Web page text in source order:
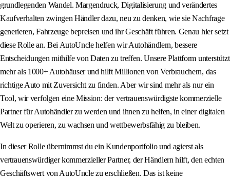
grundlegenden Wandel. Margendruck, Digitalisierung und verändertes
Kaufverhalten zwingen Händler dazu, neu zu denken, wie sie Nachfrage
generieren, Fahrzeuge bepreisen und ihr Geschäft führen. Genau hier setzt
diese Rolle an. Bei AutoUncle helfen wir Autohändlern, bessere
Entscheidungen mithilfe von Daten zu treffen. Unsere Plattform unterstützt
mehr als 1000+ Autohäuser und hilft Millionen von Verbrauchern, das
richtige Auto mit Zuversicht zu finden. Aber wir sind mehr als nur ein
Tool, wir verfolgen eine Mission: der vertrauenswürdigste kommerzielle
Partner für Autohändler zu werden und ihnen zu helfen, in einer digitalen
Welt zu operieren, zu wachsen und wettbewerbsfähig zu bleiben.
In dieser Rolle übernimmst du ein Kundenportfolio und agierst als
vertrauenswürdiger kommerzieller Partner, der Händlern hilft, den echten
Geschäftswert von AutoUncle zu erschließen. Das ist keine